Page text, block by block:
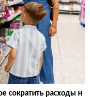
сократить расходы н